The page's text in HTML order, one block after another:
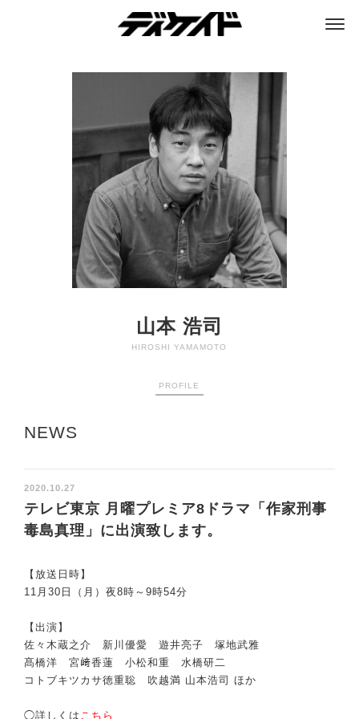
山本 浩司
HIROSHI YAMAMOTO
PROFILE
NEWS
2020.10.27
テレビ東京 月曜プレミア8ドラマ「作家刑事
毒島真理」に出演致します。
【放送日時】
11月30日（月）夜8時～9時54分
【出演】
佐々木蔵之介 新川優愛 遊井亮子 塚地武雅
髙橋洋 宮﨑香蓮 小松和重 水橋研二
コトブキツカサ徳重聡 吹越満 山本浩司 ほか
◯詳しくは こちら